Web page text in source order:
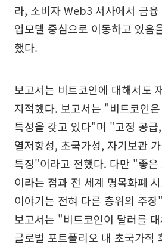
라, 소비자 Web3 서사에서 금
업모델 중심으로 이동하고 있음
했다.
보고서는 비트코인에 대해서도
지적했다. 보고서는 "비트코인
특성을 갖고 있다"며 "고정 공급
열저항성, 초국가성, 자기보관
특징"이라고 전했다. 다만 "좋은
이라는 점과 전 세계 명목화폐
이야기는 전혀 다른 층위의 주
보고서는 "비트코인이 달러를
글로벌 포트폴리오 내 초국가적